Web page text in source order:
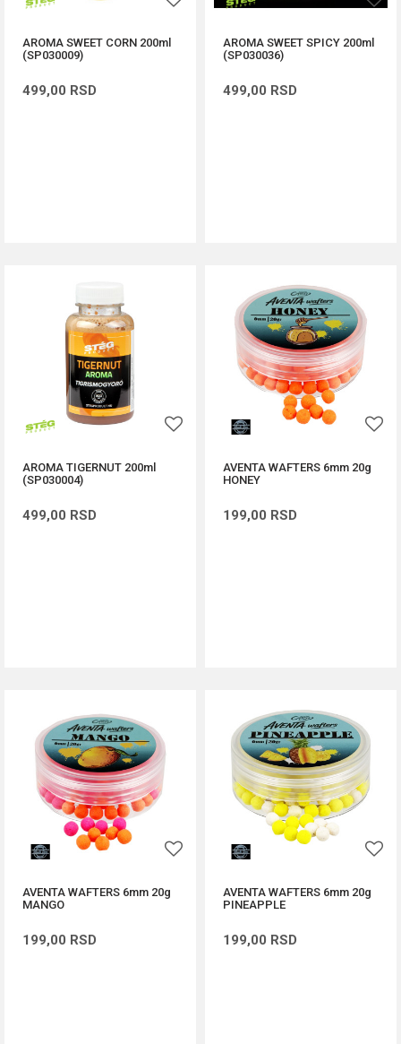
AROMA SWEET CORN 200ml
(SP030009)
499,00 RSD
AROMA SWEET SPICY 200ml
(SP030036)
499,00 RSD
AROMA TIGERNUT 200ml
(SP030004)
499,00 RSD
AVENTA WAFTERS 6mm 20g
HONEY
199,00 RSD
AVENTA WAFTERS 6mm 20g
MANGO
199,00 RSD
AVENTA WAFTERS 6mm 20g
PINEAPPLE
199,00 RSD